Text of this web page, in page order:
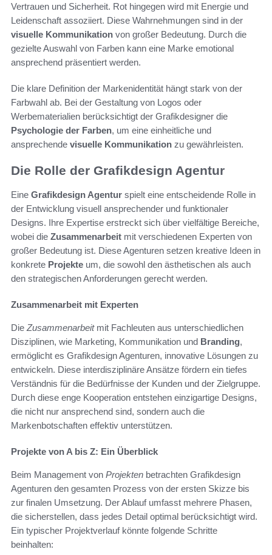
Vertrauen und Sicherheit. Rot hingegen wird mit Energie und
Leidenschaft assoziiert. Diese Wahrnehmungen sind in der
visuelle Kommunikation von großer Bedeutung. Durch die
gezielte Auswahl von Farben kann eine Marke emotional
ansprechend präsentiert werden.
Die klare Definition der Markenidentität hängt stark von der
Farbwahl ab. Bei der Gestaltung von Logos oder
Werbematerialien berücksichtigt der Grafikdesigner die
Psychologie der Farben, um eine einheitliche und
ansprechende visuelle Kommunikation zu gewährleisten.
Die Rolle der Grafikdesign Agentur
Eine Grafikdesign Agentur spielt eine entscheidende Rolle in
der Entwicklung visuell ansprechender und funktionaler
Designs. Ihre Expertise erstreckt sich über vielfältige Bereiche,
wobei die Zusammenarbeit mit verschiedenen Experten von
großer Bedeutung ist. Diese Agenturen setzen kreative Ideen in
konkrete Projekte um, die sowohl den ästhetischen als auch
den strategischen Anforderungen gerecht werden.
Zusammenarbeit mit Experten
Die Zusammenarbeitmit Fachleuten aus unterschiedlichen
Disziplinen, wie Marketing, Kommunikation und Branding,
ermöglicht es Grafikdesign Agenturen, innovative Lösungen zu
entwickeln. Diese interdisziplinäre Ansätze fördern ein tiefes
Verständnis für die Bedürfnisse der Kunden und der Zielgruppe.
Durch diese enge Kooperation entstehen einzigartige Designs,
die nicht nur ansprechend sind, sondern auch die
Markenbotschaften effektiv unterstützen.
Projekte von A bis Z: Ein Überblick
Beim Management von Projekten betrachten Grafikdesign
Agenturen den gesamten Prozess von der ersten Skizze bis
zur finalen Umsetzung. Der Ablauf umfasst mehrere Phasen,
die sicherstellen, dass jedes Detail optimal berücksichtigt wird.
Ein typischer Projektverlauf könnte folgende Schritte
beinhalten: